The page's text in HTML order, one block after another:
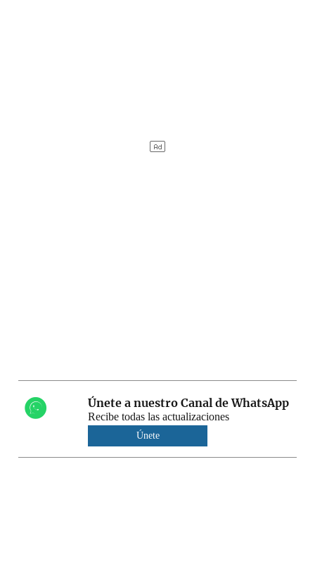
Únete a nuestro Canal de WhatsApp
Recibe todas las actualizaciones
Únete